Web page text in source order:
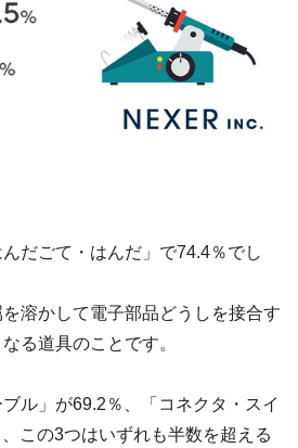
だごて・はんだ」で74.4％でし
溶かして電子部品どうしを接合す
る道具のことです。
ル」が69.2％、「コネクタ・スイ
この3つはいずれも半数を超える